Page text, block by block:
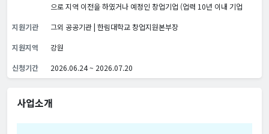
으로 지역 이전을 하였거나 예정인 창업기업 (업력 10년 이내 기업
지원기관
그외 공공기관 | 한림대학교 창업지원본부장
지원지역
강원
신청기간
2026.06.24 ~ 2026.07.20
사업소개